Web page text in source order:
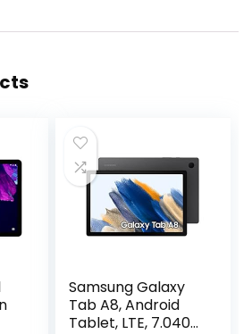
Samsung Galaxy
Tab A8, Android
Tablet, LTE, 7.040